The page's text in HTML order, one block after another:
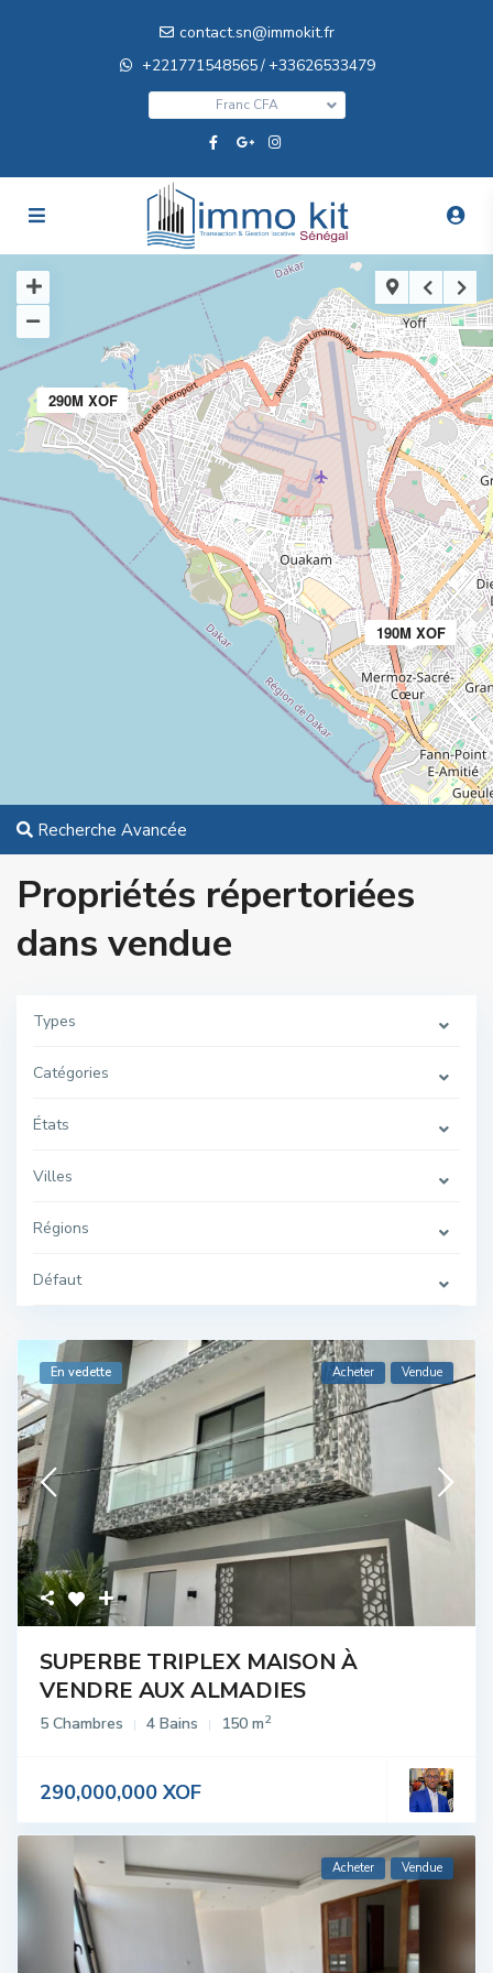
contact.sn@immokit.fr
+221771548565/+33626533479
Franc CFA
290M XOF
190M XOF
Recherche Avancée
Propriétés répertoriées
dans vendue
Types
Catégories
États
Villes
Régions
Défaut
En vedette Acheter Vendue
SUPERBE TRIPLEX MAISON À
VENDRE AUX ALMADIES
5 Chambres 4 Bains 150 m2
290,000,000 XOF
Acheter Vendue